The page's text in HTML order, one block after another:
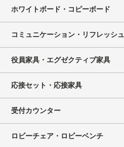
ホワイトボード・コピーボード
コミュニケーション・リフレッシュ
役員家具・エグゼクティブ家具
応接セット・応接家具
受付カウンター
ロビーチェア・ロビーベンチ